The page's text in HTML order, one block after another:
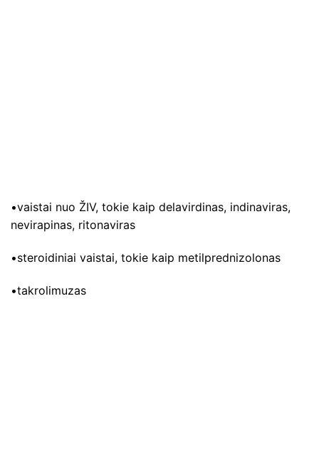
•vaistai nuo ŽIV, tokie kaip delavirdinas, indinaviras,
nevirapinas, ritonaviras
•steroidiniai vaistai, tokie kaip metilprednizolonas
•takrolimuzas